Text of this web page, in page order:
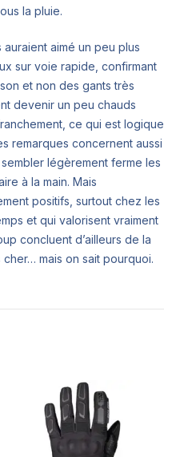
la pluie.
aimé un peu plus
sur voie rapide, confirmant
et non des gants très
devenir un peu chauds
ce qui est logique
remarques concernent aussi
légèrement ferme les
à la main. Mais
positifs, surtout chez les
et qui valorisent vraiment
concluent d’ailleurs de la
mais on sait pourquoi.